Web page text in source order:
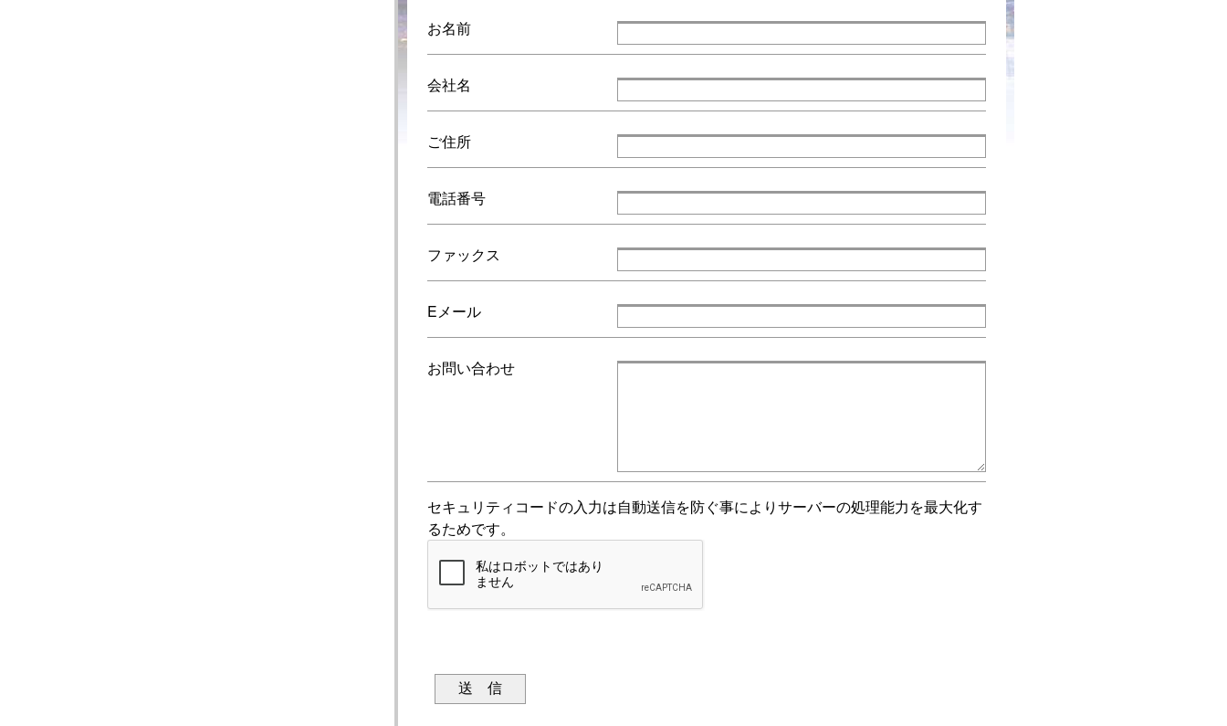
お名前
会社名
ご住所
電話番号
ファックス
Eメール
お問い合わせ
セキュリティコードの入力は自動送信を防ぐ事によりサーバーの処理能力を最大化す
るためです。